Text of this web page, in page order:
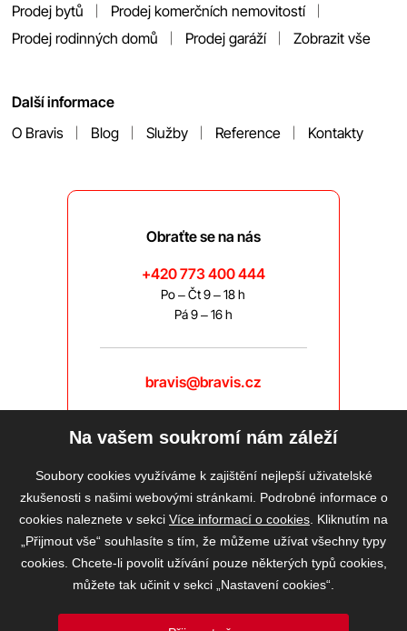
Prodej bytů
Prodej komerčních nemovitostí
Prodej rodinných domů
Prodej garáží Zobrazit vše
Další informace
O Bravis
Blog Služby Reference Kontakty
Obraťte se na nás
+420 773 400 444
Po – Čt 9 – 18 h
Pá 9 – 16 h
bravis@bravis.cz
Na vašem soukromí nám záleží
Soubory cookies využíváme k zajištění nejlepší uživatelské
zkušenosti s našimi webovými stránkami. Podrobné informace o
cookies naleznete v sekci Více informací o cookies . Kliknutím na
„Přijmout vše“ souhlasíte s tím, že můžeme užívat všechny typy
cookies. Chcete-li povolit užívání pouze některých typů cookies,
můžete tak učinit v sekci „Nastavení cookies“.